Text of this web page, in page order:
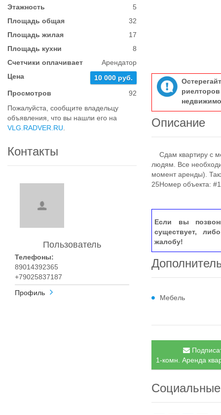
Этажность
5
Площадь общая
32
Площадь жилая
17
Площадь кухни
8
Счетчики оплачивает
Арендатор
Цена
10 000 руб.
Просмотров
92
Пожалуйста, сообщите владельцу
объявления, что вы нашли его на
VLG.RADVER.RU
Контакты
Пользователь
Телефоны:
89014392365
+79025837187
Профиль
Описание
Сдам квартиру с
людям. Все
момент аренды).
25Номер объекта:
Если вы
существует,
жалобу!
Мебель
1-комн. Аренда